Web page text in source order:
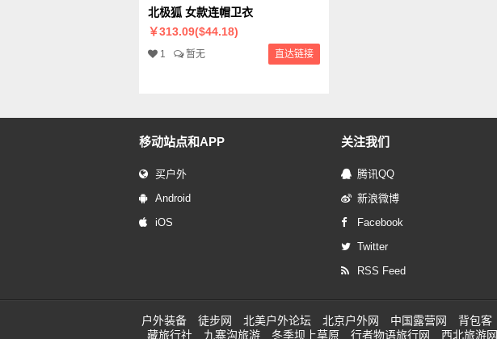
北极狐 女款连帽卫衣
￥313.09($44.18)
1 暂无 直达链接
移动站点和APP
买户外
Android
iOS
关注我们
腾讯QQ
新浪微博
Facebook
Twitter
RSS Feed
户外装备 徒步网 北美户外论坛 北京户外网 中国露营网 背包客
藏旅行社
九寨沟旅游 冬季坝上草原 行者物语旅行网 西北旅游网